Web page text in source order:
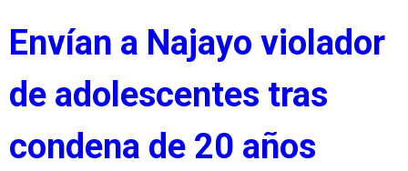
Envían a Najayo violador
de adolescentes tras
condena de 20 años